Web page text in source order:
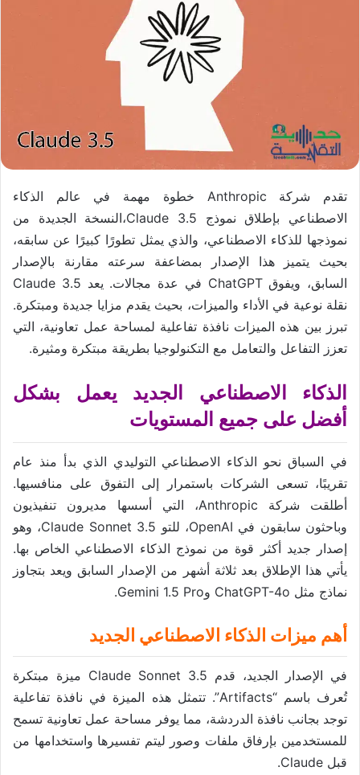
تقدم شركة Anthropic خطوة مهمة في عالم الذكاء
الاصطناعي بإطلاق نموذج Claude 3.5،النسخة الجديدة من
نموذجها للذكاء الاصطناعي، والذي يمثل تطورًا كبيرًا عن سابقه،
بحيث يتميز هذا الإصدار بمضاعفة سرعته مقارنة بالإصدار
السابق، ويفوق ChatGPT في عدة مجالات. يعد Claude 3.5
نقلة نوعية في الأداء والميزات، بحيث يقدم مزايا جديدة ومبتكرة.
تبرز بين هذه الميزات نافذة تفاعلية لمساحة عمل تعاونية، التي
تعزز التفاعل والتعامل مع التكنولوجيا بطريقة مبتكرة ومثيرة.
الذكاء الاصطناعي الجديد يعمل بشكل
أفضل على جميع المستويات
في السباق نحو الذكاء الاصطناعي التوليدي الذي بدأ منذ عام
تقريبًا، تسعى الشركات باستمرار إلى التفوق على منافسيها.
أطلقت شركة Anthropic، التي أسسها مديرون تنفيذيون
وباحثون سابقون في OpenAI، للتو Claude Sonnet 3.5، وهو
إصدار جديد أكثر قوة من نموذج الذكاء الاصطناعي الخاص بها.
يأتي هذا الإطلاق بعد ثلاثة أشهر من الإصدار السابق ويعد بتجاوز
نماذج مثل ChatGPT-4o وGemini 1.5 Pro.
أهم ميزات الذكاء الاصطناعي الجديد
في الإصدار الجديد، قدم Claude Sonnet 3.5 ميزة مبتكرة
تُعرف باسم “Artifacts”. تتمثل هذه الميزة في نافذة تفاعلية
توجد بجانب نافذة الدردشة، مما يوفر مساحة عمل تعاونية تسمح
للمستخدمين بإرفاق ملفات وصور ليتم تفسيرها واستخدامها من
قبل Claude.